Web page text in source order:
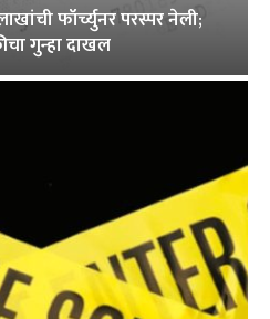
फॉर्च्युनर परस्पर नेली;
गुन्हा दाखल